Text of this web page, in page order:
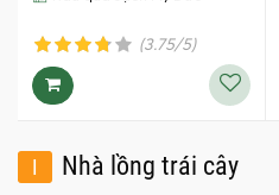
(3.75/5)
I Nhà lồng trái cây